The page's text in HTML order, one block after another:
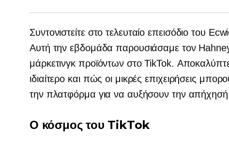
Συντονιστείτε στο τελευταίο επεισόδιο του
Αυτή την εβδομάδα παρουσιάσαμε τον
μάρκετινγκ προϊόντων στο TikTok.
ιδιαίτερο και πώς οι μικρές επιχειρήσεις
την πλατφόρμα για να αυξήσουν την απήχησή
Ο κόσμος του TikTok